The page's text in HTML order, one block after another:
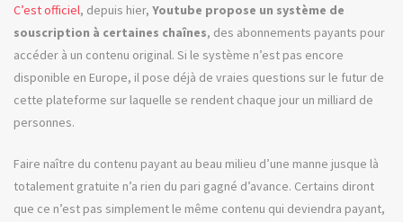
C’est officiel, depuis hier, Youtube propose un système de
souscription à certaines chaînes, des abonnements payants pour
accéder à un contenu original. Si le système n’est pas encore
disponible en Europe, il pose déjà de vraies questions sur le futur de
cette plateforme sur laquelle se rendent chaque jour un milliard de
personnes.
Faire naître du contenu payant au beau milieu d’une manne jusque là
totalement gratuite n’a rien du pari gagné d’avance. Certains diront
que ce n’est pas simplement le même contenu qui deviendra payant,